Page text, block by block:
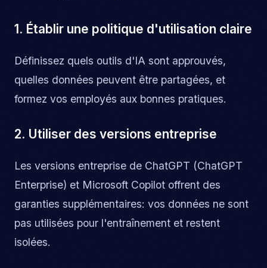
1. Établir une politique d'utilisation claire
Définissez quels outils d'IA sont approuvés,
quelles données peuvent être partagées, et
formez vos employés aux bonnes pratiques.
2. Utiliser des versions entreprise
Les versions entreprise de ChatGPT (ChatGPT
Enterprise) et Microsoft Copilot offrent des
garanties supplémentaires: vos données ne sont
pas utilisées pour l'entraînement et restent
isolées.